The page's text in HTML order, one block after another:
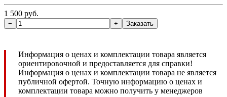
1 500 руб.
Информация о ценах и комплектации товара является
ориентировочной и предоставляется для справки!
Информация о ценах и комплектации товара не является
публичной офертой. Точную информацию о ценах и
комплектации товара можно получить у менеджеров